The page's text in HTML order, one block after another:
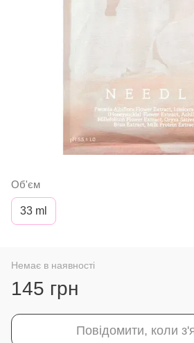
Об'єм
33 ml
Немає в наявності
145 грн
Повідомити, коли